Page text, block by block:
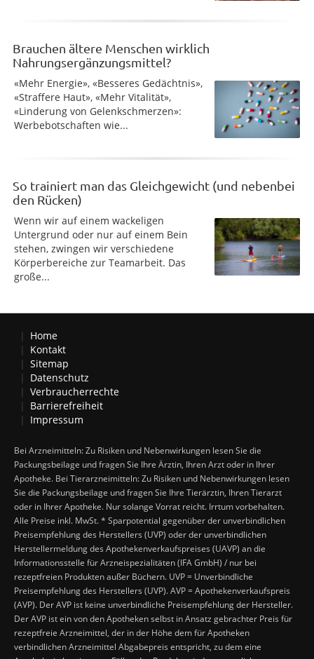
Brauchen ältere Menschen wirklich
Nahrungsergänzungsmittel?
«Mehr Energie», «Besseres Gedächtnis»,
«Straffere Haut», «Mehr Vitalität»,
«Linderung von Gelenkschmerzen»:
Werbebotschaften wie...
So trainiert man das Gleichgewicht (und nebenbei
den Rücken)
Wenn wir auf einem wackeligen
Untergrund oder nur auf einem Bein
stehen, zwingen wir verschiedene
Körperbereiche zur Teamarbeit. Das
große...
Home
Kontakt
Sitemap
Datenschutz
Verbraucherrechte
Barrierefreiheit
Impressum
Bei Arzneimitteln: Zu Risiken und Nebenwirkungen lesen Sie die
Packungsbeilage und fragen Sie Ihre Ärztin, Ihren Arzt oder in Ihrer
Apotheke. Bei Tierarzneimitteln: Zu Risiken und Nebenwirkungen lesen
Sie die Packungsbeilage und fragen Sie Ihre Tierärztin, Ihren Tierarzt
oder in Ihrer Apotheke. Nur solange Vorrat reicht. Irrtum vorbehalten.
Alle Preise inkl. MwSt. * Sparpotential gegenüber der unverbindlichen
Preisempfehlung des Herstellers (UVP) oder der unverbindlichen
Herstellermeldung des Apothekenverkaufspreises (UAVP) an die
Informationsstelle für Arzneispezialitäten (IFA GmbH) / nur bei
rezeptfreien Produkten außer Büchern. UVP = Unverbindliche
Preisempfehlung des Herstellers (UVP). AVP = Apothekenverkaufspreis
(AVP). Der AVP ist keine unverbindliche Preisempfehlung der Hersteller.
Der AVP ist ein von den Apotheken selbst in Ansatz gebrachter Preis für
rezeptfreie Arzneimittel, der in der Höhe dem für Apotheken
verbindlichen Arzneimittel Abgabepreis entspricht, zu dem eine